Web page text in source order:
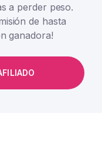
a perder peso.
de hasta
ganadora!